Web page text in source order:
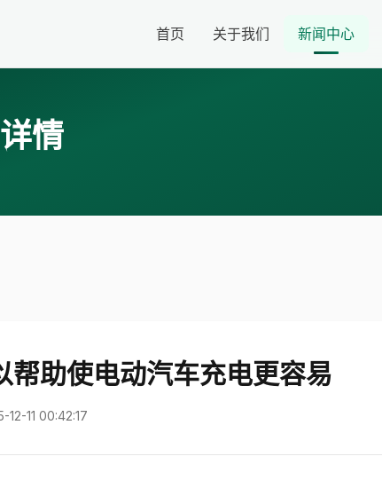
首页 关于我们 新闻中心
情
助使电动汽车充电更容易
12-11 00:42:17